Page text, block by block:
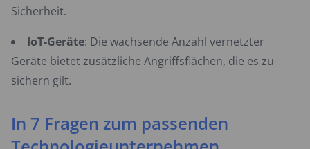
Sicherheit.
IoT-Geräte: Die wachsende Anzahl vernetzter
Geräte bietet zusätzliche Angriffsflächen, die es zu
sichern gilt.
In 7 Fragen zum passenden